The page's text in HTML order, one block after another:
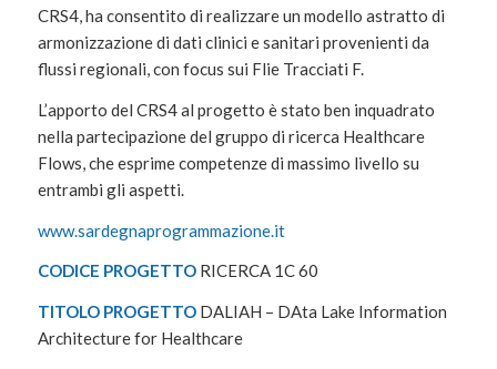
CRS4, ha consentito di realizzare un modello astratto di
armonizzazione di dati clinici e sanitari provenienti da
flussi regionali, con focus sui Flie Tracciati F.
L’apporto del CRS4 al progetto è stato ben inquadrato
nella partecipazione del gruppo di ricerca Healthcare
Flows, che esprime competenze di massimo livello su
entrambi gli aspetti.
www.sardegnaprogrammazione.it
CODICE PROGETTO RICERCA 1C 60
TITOLO PROGETTO DALIAH – DAta Lake Information
Architecture for Healthcare